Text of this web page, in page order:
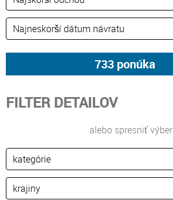
FILTER DETAILOV
alebo spresniť výber